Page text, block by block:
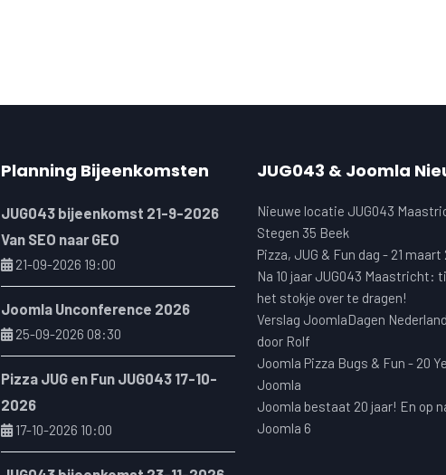
Planning Bijeenkomsten
JUG043 bijeenkomst 21-9-2026
Van SEO naar GEO
21-09-2026 19:00
Joomla Unconference 2026
25-09-2026 08:30
Pizza JUG en Fun JUG043 17-10-
2026
17-10-2026 10:00
JUG043 & Joomla
Nieuwe locatie JUG043
Stegen 35 Beek
Pizza, JUG & Fun dag - 21 maart
Na 10 jaar JUG043 Maastricht:
het stokje over te dragen!
Verslag JoomlaDagen
door Rolf
Joomla Pizza Bugs & Fun - 20
Joomla
Joomla bestaat 20 jaar! En op
Joomla 6